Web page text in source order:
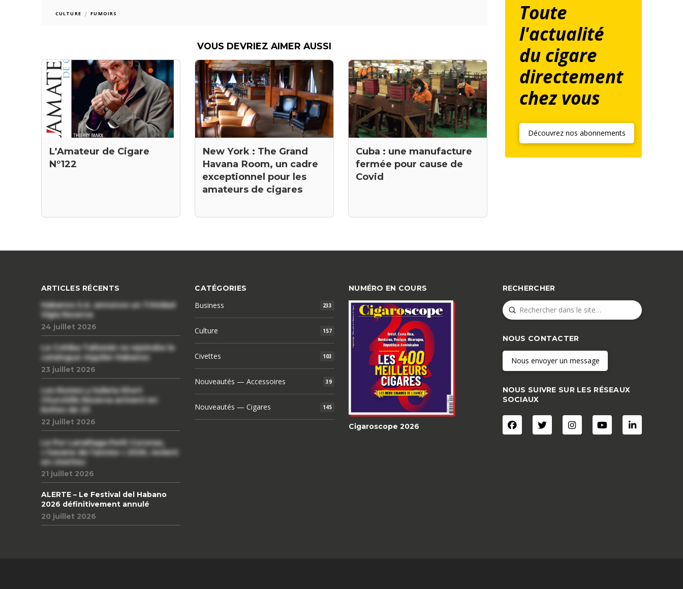
CULTURE / FUMOIRS
VOUS DEVRIEZ AIMER AUSSI
L’Amateur de Cigare
N°122
New York : The Grand
Havana Room, un cadre
exceptionnel pour les
amateurs de cigares
Cuba : une manufacture
fermée pour cause de
Covid
Toute
l'actualité
du cigare
directement
chez vous
Découvrez nos abonnements
ARTICLES RÉCENTS
Habanos S.A. annonce un Trinidad
Vigia Reserva
24 juillet 2026
Le Cohiba Talismán va rejoindre le
catalogue régulier Habanos
23 juillet 2026
Les Romeo y Julieta Short
Churchills Reserva arrivent en
boîtes de 20
22 juillet 2026
Le Por Larrañaga Petit Coronas,
« havane de l’année » 2026, revient
en civettes
21 juillet 2026
ALERTE – Le Festival del Habano
2026 définitivement annulé
20 juillet 2026
CATÉGORIES
Business 233
Culture 157
Civettes 103
Nouveautés — Accessoires 39
Nouveautés — Cigares 145
NUMÉRO EN COURS
Cigaroscope 2026
RECHERCHER
Search
Submit
NOUS CONTACTER
Nous envoyer un message
NOUS SUIVRE SUR LES RÉSEAUX
SOCIAUX